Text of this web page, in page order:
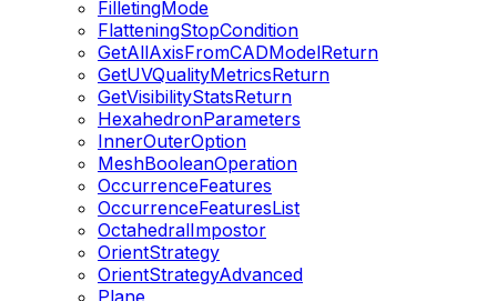
FilletingMode
FlatteningStopCondition
GetAllAxisFromCADModelReturn
GetUVQualityMetricsReturn
GetVisibilityStatsReturn
HexahedronParameters
InnerOuterOption
MeshBooleanOperation
OccurrenceFeatures
OccurrenceFeaturesList
OctahedralImpostor
OrientStrategy
OrientStrategyAdvanced
Plane